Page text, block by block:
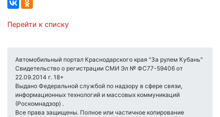
Перейти к списку
Автомобильный портал Краснодарского края "За рулем Кубань"
Свидетельство о регистрации СМИ Эл № ФС77-59406 от
22.09.2014 г. 18+
Выдано Федеральной службой по надзору в сфере связи,
информационных технологий и массовых коммуникаций
(Роскомнадзор) .
Все права защищены. Полное или частичное копирование